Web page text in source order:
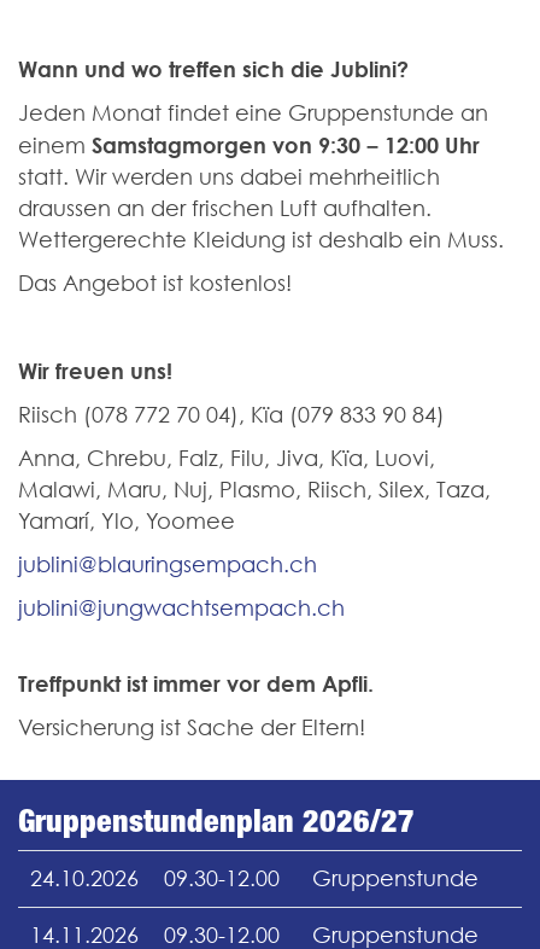
Wann und wo treffen sich die Jublini?
Jeden Monat findet eine Gruppenstunde an
einem Samstagmorgen von 9:30 – 12:00 Uhr
statt. Wir werden uns dabei mehrheitlich
draussen an der frischen Luft aufhalten.
Wettergerechte Kleidung ist deshalb ein Muss.
Das Angebot ist kostenlos!
Wir freuen uns!
Riisch (078 772 70 04), Kïa (079 833 90 84)
Anna, Chrebu, Falz, Filu, Jiva, Kïa, Luovi,
Malawi, Maru, Nuj, Plasmo, Riisch, Silex, Taza,
Yamarí, Ylo, Yoomee
jublini@blauringsempach.ch
jublini@jungwachtsempach.ch
Treffpunkt ist immer vor dem Apfli.
Versicherung ist Sache der Eltern!
Gruppenstundenplan 2026/27
24.10.2026 09.30-12.00 Gruppenstunde
14.11.2026 09.30-12.00 Gruppenstunde